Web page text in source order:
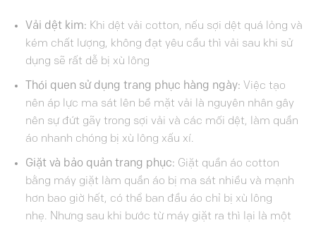
Vải dệt kim: Khi dệt vải cotton, nếu sợi dệt quá lỏng và
kém chất lượng, không đạt yêu cầu thì vải sau khi sử
dụng sẽ rất dễ bị xù lông
Thói quen sử dụng trang phục hàng ngày: Việc tạo
nên áp lực ma sát lên bề mặt vải là nguyên nhân gây
nên sự đứt gãy trong sợi vải và các mối dệt, làm quần
áo nhanh chóng bị xù lông xấu xí.
Giặt và bảo quản trang phục: Giặt quần áo cotton
bằng máy giặt làm quần áo bị ma sát nhiều và mạnh
hơn bao giờ hết, có thể ban đầu áo chỉ bị xù lông
nhẹ. Nhưng sau khi bước từ máy giặt ra thì lại là một